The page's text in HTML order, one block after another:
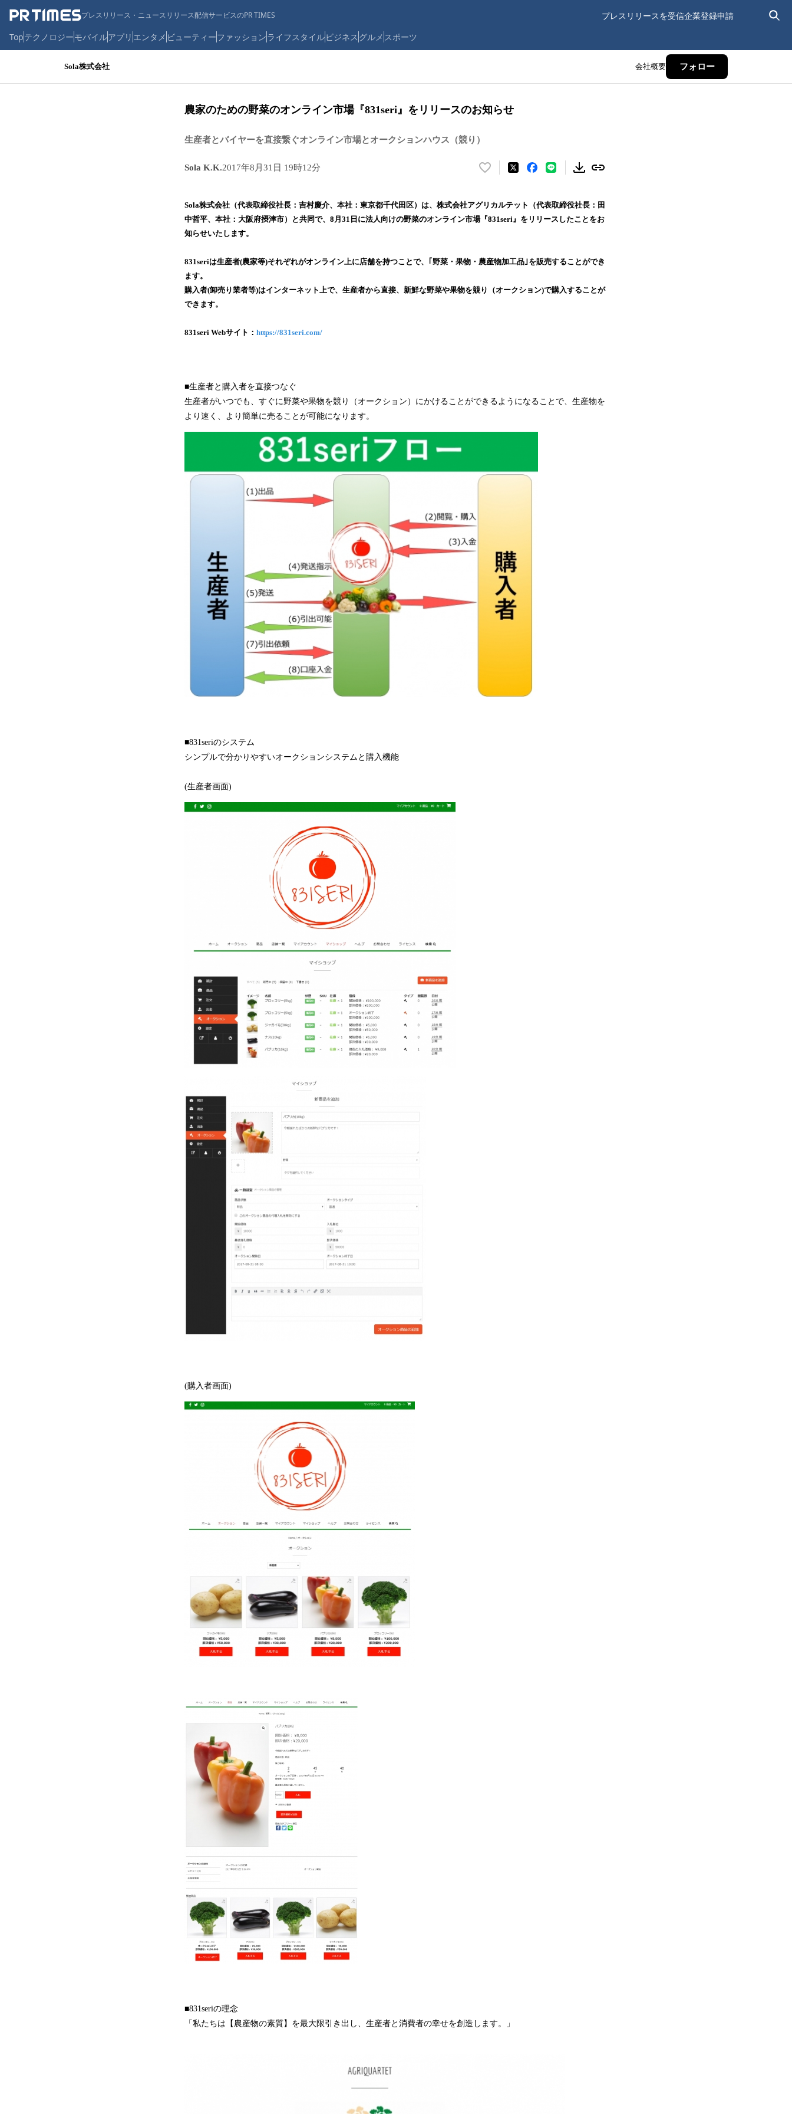
プレスリリース・ニュースリリース配信サービスのPR TIMES プレスリリースを受信企業登録申請
Topテクノロジーモバイルアプリ エンタメ ビューティーファッションライフスタイルビジネス グルメ スポーツ
Sola株式会社 会社概要 フォロー
農家のための野菜のオンライン市場『831seri』をリリースのお知らせ
生産者とバイヤーを直接繋ぐオンライン市場とオークションハウス（競り）
Sola K.K.2017年8月31日 19時12分
い
！
数
み
み
中
Sola株式会社（代表取締役社長：吉村慶介、本社：東京都千代田区）は、株式会社アグリカルテット（代表取締役社長：田
中哲平、本社：大阪府摂津市）と共同で、8月31日に法人向けの野菜のオンライン市場『831seri』をリリースしたことをお
知らせいたします。
831seriは生産者(農家等)それぞれがオンライン上に店舗を持つことで、｢野菜・果物・農産物加工品｣を販売することができ
ます。
購入者(卸売り業者等)はインターネット上で、生産者から直接、新鮮な野菜や果物を競り（オークション)で購入することが
できます。
831seri Webサイト： https://831seri.com/
■生産者と購入者を直接つなぐ
生産者がいつでも、すぐに野菜や果物を競り（オークション）にかけることができるようになることで、生産物を
より速く、より簡単に売ることが可能になります。
■831seriのシステム
シンプルで分かりやすいオークションシステムと購入機能
(生産者画面)
(購入者画面)
■831seriの理念
「私たちは【農産物の素質】を最大限引き出し、生産者と消費者の幸せを創造します。」